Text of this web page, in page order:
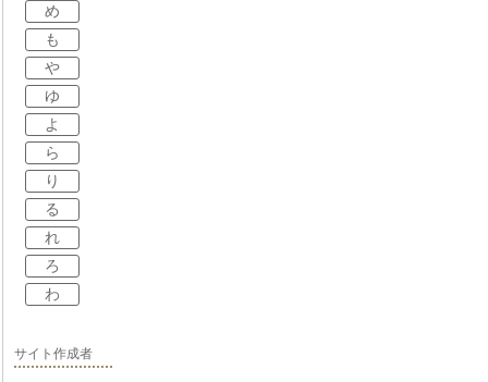
め
も
や
ゆ
よ
ら
り
る
れ
ろ
わ
サイト作成者